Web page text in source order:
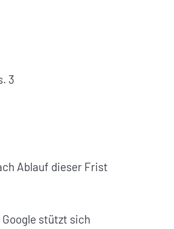
3
Ablauf dieser Frist
stützt sich